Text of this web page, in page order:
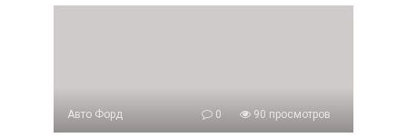
Авто Форд 0 90 просмотров